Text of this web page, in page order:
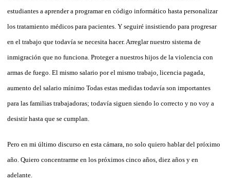
estudiantes a aprender a programar en código informático hasta personalizar
los tratamiento médicos para pacientes. Y seguiré insistiendo para progresar
en el trabajo que todavía se necesita hacer. Arreglar nuestro sistema de
inmigración que no funciona. Proteger a nuestros hijos de la violencia con
armas de fuego. El mismo salario por el mismo trabajo, licencia pagada,
aumento del salario mínimo Todas estas medidas todavía son importantes
para las familias trabajadoras; todavía siguen siendo lo correcto y no voy a
desistir hasta que se cumplan.
Pero en mi último discurso en esta cámara, no solo quiero hablar del próximo
año. Quiero concentrarme en los próximos cinco años, diez años y en
adelante.